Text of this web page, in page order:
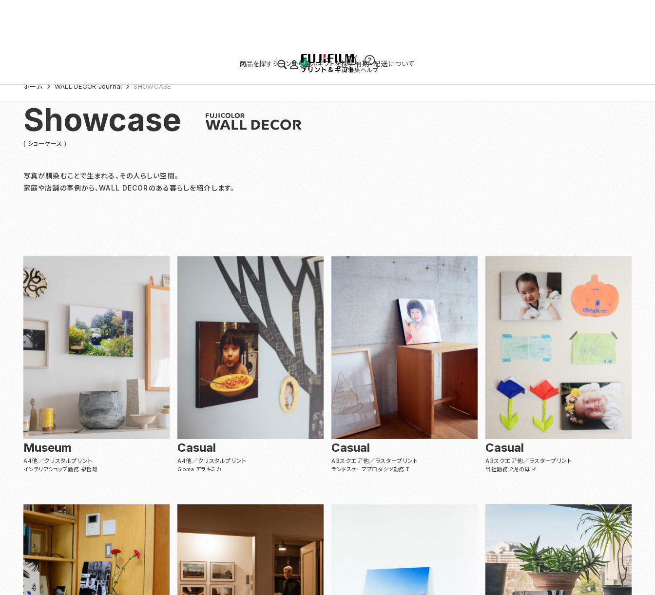
商品を探すシーンから選ぶギフトを探す納期・配送について
0
再編集 ヘルプ
ホーム WALL DECOR Journal SHOWCASE
Showcase
( ショーケース )
写真が馴染むことで生まれる、その人らしい空間。
家庭や店舗の事例から、WALL DECORのある暮らしを紹介します。
Museum
A4他／クリスタルプリント
インテリアショップ勤務 泉哲雄
Casual
A4他／クリスタルプリント
Goma アラキミカ
Casual
A3スクエア他／ラスタープリント
ランドスケーププロダクツ勤務 T
Casual
A3スクエア他／ラスタープリント
当社勤務 2児の母 K